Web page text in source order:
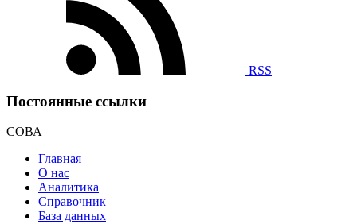
RSS
Постоянные ссылки
СОВА
Главная
О нас
Аналитика
Справочник
База данных